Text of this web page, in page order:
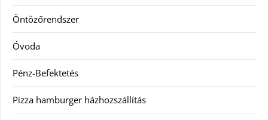
Öntözőrendszer
Óvoda
Pénz-Befektetés
Pizza hamburger házhozszállítás